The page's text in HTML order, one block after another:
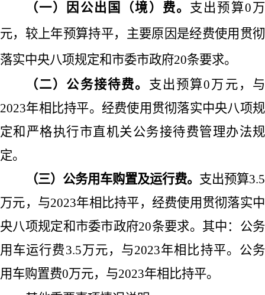
（一）因公出国（境）费。 支出预算0万
元，较上年预算持平，主要原因是经费使用贯彻
落实中央八项规定和市委市政府20条要求。
（二）公务接待费。 支出预算0万元，与
2023年相比持平。经费使用贯彻落实中央八项规
定和严格执行市直机关公务接待费管理办法规
定。
（三）公务用车购置及运行费。 支出预算3.5
万元，与2023年相比持平，经费使用贯彻落实中
央八项规定和市委市政府20条要求。其中：公务
用车运行费3.5万元，与2023年相比持平。公务
用车购置费0万元，与2023年相比持平。